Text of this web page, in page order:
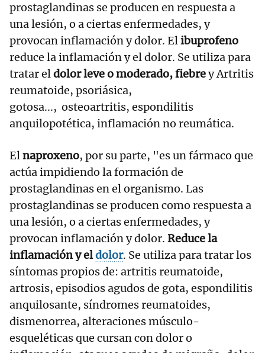
prostaglandinas se producen en respuesta a
una lesión, o a ciertas enfermedades, y
provocan inflamación y dolor. Elibuprofeno
reduce la inflamación y el dolor. Se utiliza para
tratar eldolor leve o moderado, fiebrey Artritis
reumatoide, psoriásica,
gotosa..., osteoartritis, espondilitis
anquilopotética, inflamación no reumática.
Elnaproxeno, por su parte, "es un fármaco que
actúa impidiendo la formación de
prostaglandinas en el organismo. Las
prostaglandinas se producen como respuesta a
una lesión, o a ciertas enfermedades, y
provocan inflamación y dolor. Reduce la
inflamación y eldolor. Se utiliza para tratar los
síntomas propios de: artritis reumatoide,
artrosis, episodios agudos de gota, espondilitis
anquilosante, síndromes reumatoides,
dismenorrea, alteraciones músculo-
esqueléticas que cursan con dolor o